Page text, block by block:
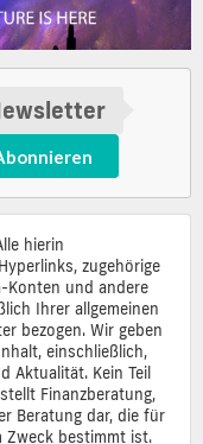
hierin
zugehörige
Konten und andere
Ihrer allgemeinen
bezogen. Wir geben
einschließlich,
Aktualität. Kein Teil
Finanzberatung,
Beratung dar, die für
Zweck bestimmt ist.